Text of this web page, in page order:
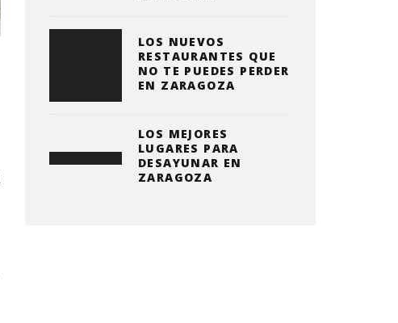
LOS NUEVOS
RESTAURANTES QUE
NO TE PUEDES PERDER
EN ZARAGOZA
LOS MEJORES
LUGARES PARA
DESAYUNAR EN
ZARAGOZA